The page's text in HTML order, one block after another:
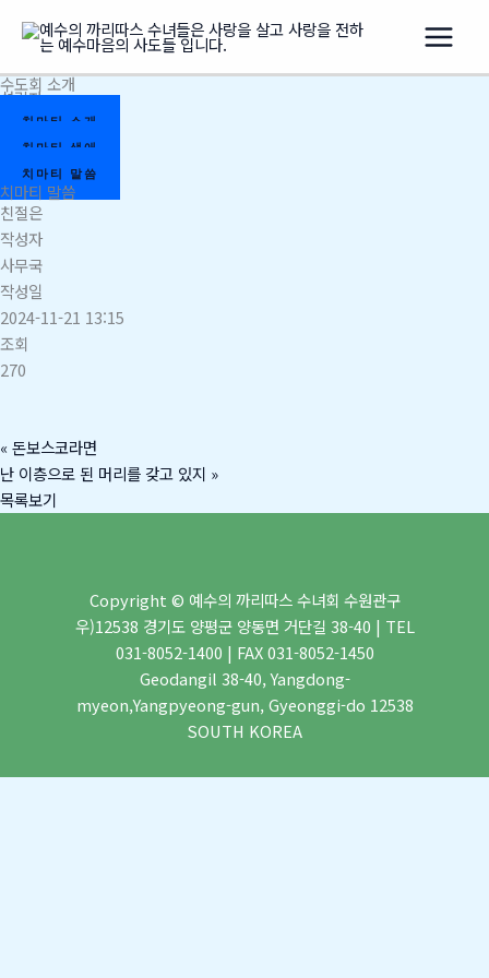
로
기
수도회 소개
설립자
치마티 소개
치마티 생애
치마티 말씀
치마티 말씀
친절은
작성자
사무국
작성일
2024-11-21 13:15
조회
270
« 돈보스코라면
난 이층으로 된 머리를 갖고 있지 »
목록보기
Copyright © 예수의 까리따스 수녀회 수원관구
우)12538 경기도 양평군 양동면 거단길 38-40 | TEL
031-8052-1400 | FAX 031-8052-1450
Geodangil 38-40, Yangdong-
myeon,Yangpyeong-gun, Gyeonggi-do 12538
SOUTH KOREA